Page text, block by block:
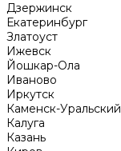
Дзержинск
Екатеринбург
Златоуст
Ижевск
Йошкар-Ола
Иваново
Иркутск
Каменск-Уральский
Калуга
Казань